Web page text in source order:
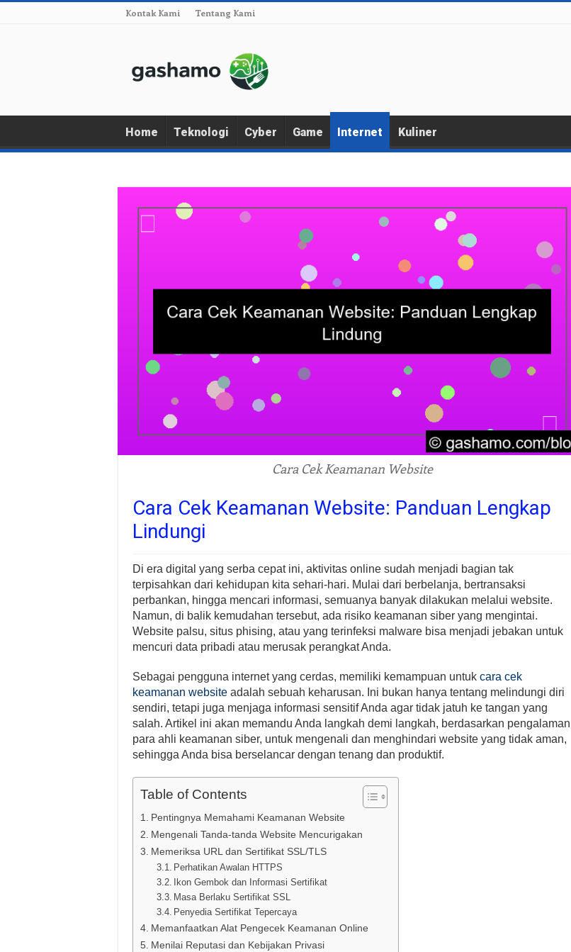
Kontak Kami Tentang Kami
Home Teknologi Cyber Game Internet Kuliner
Cara Cek Keamanan Website
Cara Cek Keamanan Website: Panduan Lengkap
Lindungi
Di era digital yang serba cepat ini, aktivitas online sudah menjadi bagian tak
terpisahkan dari kehidupan kita sehari-hari. Mulai dari berbelanja, bertransaksi
perbankan, hingga mencari informasi, semuanya banyak dilakukan melalui website.
Namun, di balik kemudahan tersebut, ada risiko keamanan siber yang mengintai.
Website palsu, situs phising, atau yang terinfeksi malware bisa menjadi jebakan untuk
mencuri data pribadi atau merusak perangkat Anda.
Sebagai pengguna internet yang cerdas, memiliki kemampuan untuk cara cek
keamanan website adalah sebuah keharusan. Ini bukan hanya tentang melindungi diri
sendiri, tetapi juga menjaga informasi sensitif Anda agar tidak jatuh ke tangan yang
salah. Artikel ini akan memandu Anda langkah demi langkah, berdasarkan pengalaman
para ahli keamanan siber, untuk mengenali dan menghindari website yang tidak aman,
sehingga Anda bisa berselancar dengan tenang dan produktif.
Table of Contents
Pentingnya Memahami Keamanan Website
Mengenali Tanda-tanda Website Mencurigakan
Memeriksa URL dan Sertifikat SSL/TLS
Perhatikan Awalan HTTPS
Ikon Gembok dan Informasi Sertifikat
Masa Berlaku Sertifikat SSL
Penyedia Sertifikat Tepercaya
Memanfaatkan Alat Pengecek Keamanan Online
Menilai Reputasi dan Kebijakan Privasi